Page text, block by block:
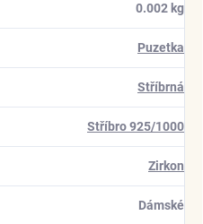
0.002 kg
Puzetka
Stříbrná
Stříbro 925/1000
Zirkon
Dámské